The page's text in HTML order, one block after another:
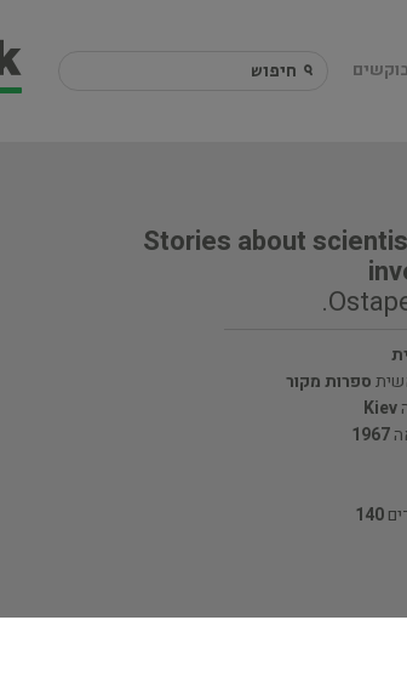
Stories about
ספרות מקור
Kiev
1967
140